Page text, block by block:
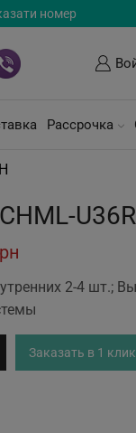
номер
Рассрочка
price
is:
101'199 грн.
2-4 шт.;
Заказать в 1 клик